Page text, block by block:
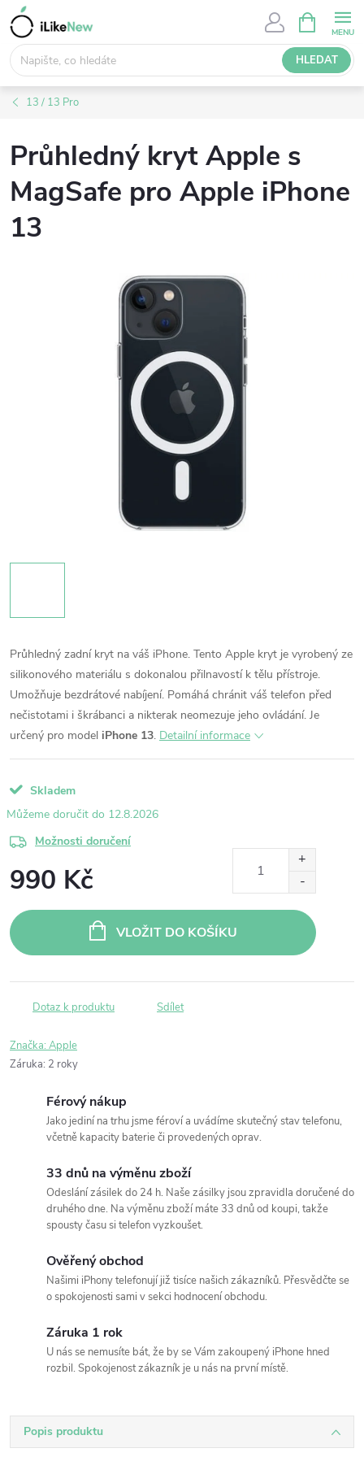
Přejít
na
obsah
HLEDAT
NÁKUPNÍ
KOŠÍK
13 / 13 Pro
Průhledný kryt Apple s
MagSafe pro Apple iPhone
13
Průhledný zadní kryt na váš iPhone. Tento Apple kryt je vyrobený ze
silikonového materiálu s dokonalou přilnavostí k tělu přístroje.
Umožňuje bezdrátové nabíjení. Pomáhá chránit váš telefon před
nečistotami i škrábanci a nikterak neomezuje jeho ovládání. Je
určený pro model iPhone 13. Detailní informace
Skladem
12.8.2026
Možnosti doručení
990 Kč
cena:
VLOŽIT DO KOŠÍKU
Dotaz k produktu Sdílet
Značka: Apple
Záruka: 2 roky
Férový nákup
Jako jediní na trhu jsme féroví a uvádíme skutečný stav telefonu,
včetně kapacity baterie či provedených oprav.
33 dnů na výměnu zboží
Odeslání zásilek do 24 h. Naše zásilky jsou zpravidla doručené do
druhého dne. Na výměnu zboží máte 33 dnů od koupi, takže
spousty času si telefon vyzkoušet.
Ověřený obchod
Našimi iPhony telefonují již tisíce našich zákazníků. Přesvědčte se
o spokojenosti sami v sekci hodnocení obchodu.
Záruka 1 rok
U nás se nemusíte bát, že by se Vám zakoupený iPhone hned
rozbil. Spokojenost zákazník je u nás na první místě.
Popis produktu